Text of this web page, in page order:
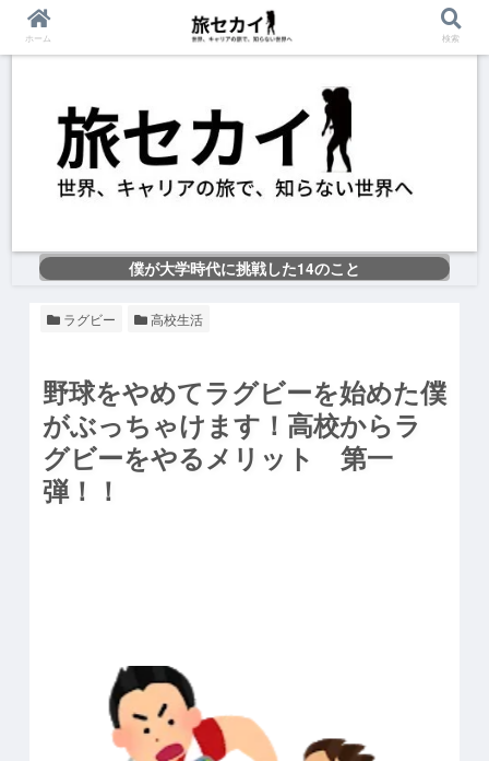
僕が大学時代に挑戦した14のこと
ラグビー 高校生活
野球をやめてラグビーを始めた僕
がぶっちゃけます！ 高校からラ
グビーをやるメリット 第一
弾！！
ホーム 検索